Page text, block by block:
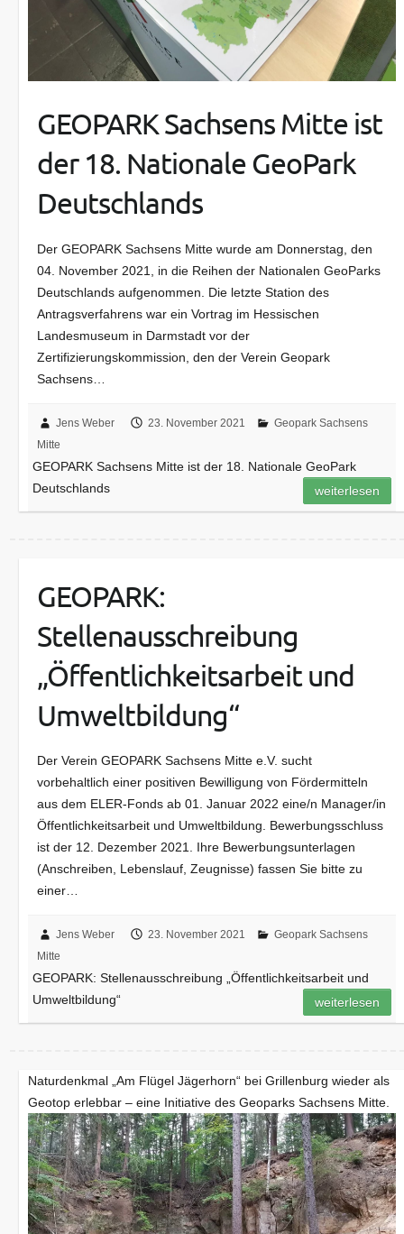
GEOPARK Sachsens Mitte ist
der 18. Nationale GeoPark
Deutschlands
Der GEOPARK Sachsens Mitte wurde am Donnerstag, den
04. November 2021, in die Reihen der Nationalen GeoParks
Deutschlands aufgenommen. Die letzte Station des
Antragsverfahrens war ein Vortrag im Hessischen
Landesmuseum in Darmstadt vor der
Zertifizierungskommission, den der Verein Geopark
Sachsens…
Jens Weber 23. November 2021
Geopark Sachsens
Mitte
GEOPARK Sachsens Mitte ist der 18. Nationale GeoPark
Deutschlands
weiterlesen
GEOPARK:
Stellenausschreibung
„Öffentlichkeitsarbeit und
Umweltbildung“
Der Verein GEOPARK Sachsens Mitte e.V. sucht
vorbehaltlich einer positiven Bewilligung von Fördermitteln
aus dem ELER-Fonds ab 01. Januar 2022 eine/n Manager/in
Öffentlichkeitsarbeit und Umweltbildung. Bewerbungsschluss
ist der 12. Dezember 2021. Ihre Bewerbungsunterlagen
(Anschreiben, Lebenslauf, Zeugnisse) fassen Sie bitte zu
einer…
Jens Weber 23. November 2021
Geopark Sachsens
Mitte
GEOPARK: Stellenausschreibung „Öffentlichkeitsarbeit und
Umweltbildung“
weiterlesen
Naturdenkmal „Am Flügel Jägerhorn“ bei Grillenburg wieder als
Geotop erlebbar – eine Initiative des Geoparks Sachsens Mitte.